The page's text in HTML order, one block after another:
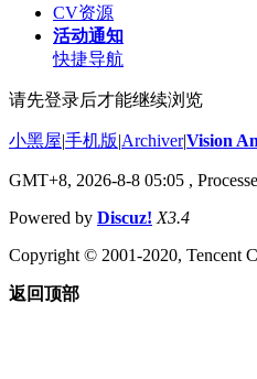
CV资源
活动通知
快捷导航
请先登录后才能继续浏览
小黑屋|手机版|Archiver|Vision
GMT+8, 2026-8-8 05:05 ,
Powered by Discuz! X3.4
Copyright © 2001-2020, Tencent
返回顶部